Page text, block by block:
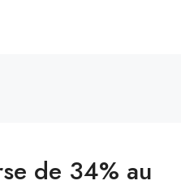
de 34% au